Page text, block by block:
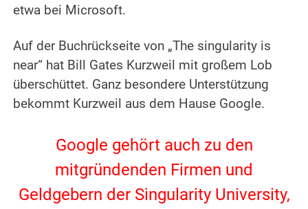
etwa bei Microsoft.
Auf der Buchrückseite von „The singularity is
near“ hat Bill Gates Kurzweil mit großem Lob
überschüttet. Ganz besondere Unterstützung
bekommt Kurzweil aus dem Hause Google.
Google gehört auch zu den
mitgründenden Firmen und
Geldgebern der Singularity University,